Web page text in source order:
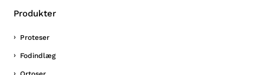
Produkter
Proteser
Fodindlæg